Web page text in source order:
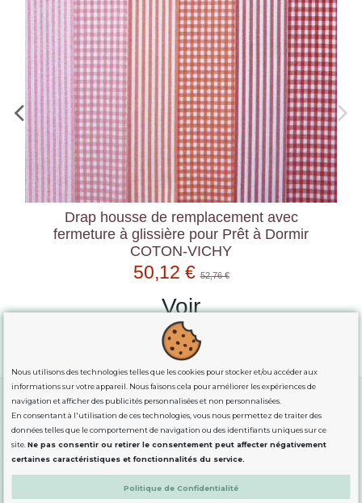
Drap housse de remplacement avec
fermeture à glissière pour Prêt à Dormir
COTON-VICHY
50,12 €52,76 €
Voir
GUIDE DES TAILLES
INFORMATION
Nous utilisons des technologies telles que les cookies pour stocker et/ou accéder aux
informations sur votre appareil. Nous faisons cela pour améliorer les expériences de
navigation et afficher des publicités personnalisées et non personnalisées.
En consentant à l'utilisation de ces technologies, vous nous permettez de traiter des
données telles que le comportement de navigation ou des identifiants uniques sur ce
site.Ne pas consentir ou retirer le consentement peut affecter négativement
certaines caractéristiques et fonctionnalités du service.
Politique de Confidentialité